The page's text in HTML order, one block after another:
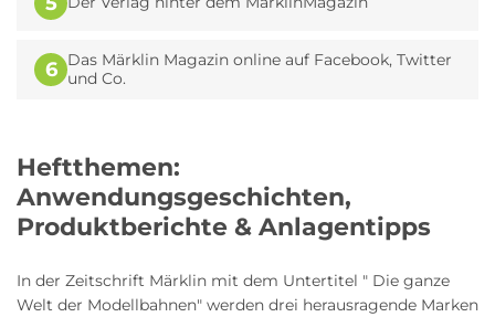
Heftthemen:
Anwendungsgeschichten,
Produktberichte & Anlagentipps
In der Zeitschrift Märklin mit dem Untertitel " Die ganze
Welt der Modellbahnen" werden drei herausragende Marken
6 Das Märklin Magazin online auf Facebook, Twitter
und Co.